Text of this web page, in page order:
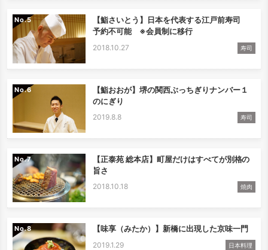
No.
【鮨さいとう】日本を代表する江戸前寿司
予約不可能 ※会員制に移行
2018.10.27 寿司
No.
【鮨おおが】堺の関西ぶっちぎりナンバー１
のにぎり
2019.8.8 寿司
No.
【正泰苑 総本店】町屋だけはすべてが別格の
旨さ
2018.10.18 焼肉
No. 【味享（みたか）】新橋に出現した京味一門
2019.1.29 日本料理